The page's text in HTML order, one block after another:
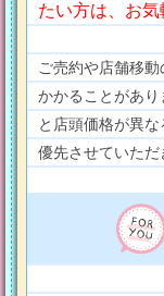
たい方は、お
ご売約や店舗移
かかることがあ
と店頭価格が異
優先させていただ